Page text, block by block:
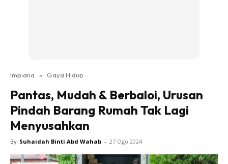
Ruang Makan
Ruang Tamu
Direktori
Interior Design
Landskap
Impiana » Gaya Hidup
Pantas, Mudah & Berbaloi, Urusan
Pindah Barang Rumah Tak Lagi
Menyusahkan
By Suhaidah Binti Abd Wahab - 27 Ogo 2024